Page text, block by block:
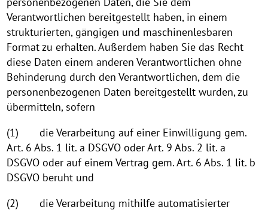
Verantwortlichen bereitgestellt haben, in einem
strukturierten, gängigen und maschinenlesbaren
Format zu erhalten. Außerdem haben Sie das Recht
diese Daten einem anderen Verantwortlichen ohne
Behinderung durch den Verantwortlichen, dem die
personenbezogenen Daten bereitgestellt wurden, zu
übermitteln, sofern
(1) die Verarbeitung auf einer Einwilligung gem.
Art. 6 Abs. 1 lit. a DSGVO oder Art. 9 Abs. 2 lit. a
DSGVO oder auf einem Vertrag gem. Art. 6 Abs. 1 lit. b
DSGVO beruht und
(2) die Verarbeitung mithilfe automatisierter